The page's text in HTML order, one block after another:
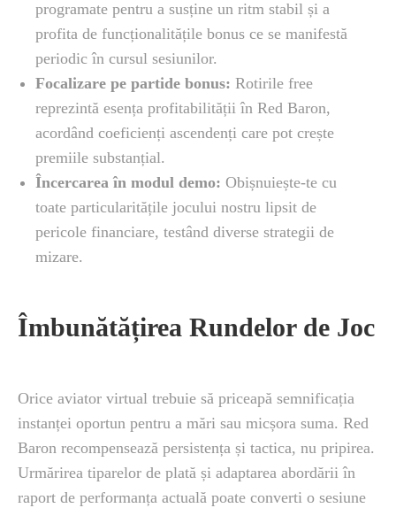
programate pentru a susține un ritm stabil și a
profita de funcționalitățile bonus ce se manifestă
periodic în cursul sesiunilor.
Focalizare pe partide bonus: Rotirile free
reprezintă esența profitabilității în Red Baron,
acordând coeficienți ascendenți care pot crește
premiile substanțial.
Încercarea în modul demo: Obișnuiește-te cu
toate particularitățile jocului nostru lipsit de
pericole financiare, testând diverse strategii de
mizare.
Îmbunătățirea Rundelor de Joc
Orice aviator virtual trebuie să priceapă semnificația
instanței oportun pentru a mări sau micșora suma. Red
Baron recompensează persistența și tactica, nu pripirea.
Urmărirea tiparelor de plată și adaptarea abordării în
raport de performanța actuală poate converti o sesiune